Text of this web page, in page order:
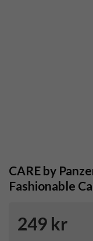
CARE by
Fashionable
249 kr